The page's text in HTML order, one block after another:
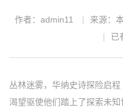
作者：admin11 来源：
已
丛林迷雾，华纳史诗探险启
渴望驱使他们踏上了探索未